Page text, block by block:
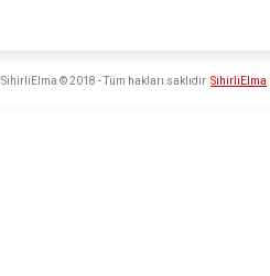
SihirliElma
SihirliElma © 2018 - Tüm hakları saklıdır